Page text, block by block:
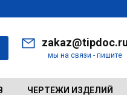
zakaz@tipdoc.ru
мы на связи - пишите
ЧЕРТЕЖИ ИЗДЕЛИЙ